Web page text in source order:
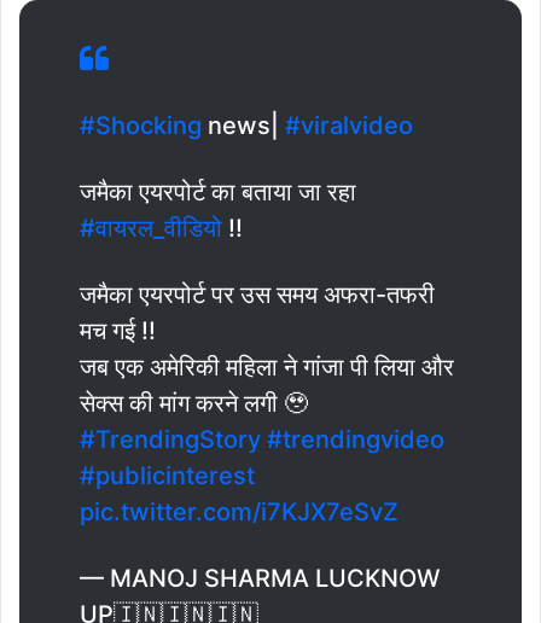
#Shocking news| #viralvideo
जमैका एयरपोर्ट का बताया जा रहा
#वायरल_वीडियो !!
जमैका एयरपोर्ट पर उस समय अफरा-तफरी
मच गई !!
जब एक अमेरिकी महिला ने गांजा पी लिया और
सेक्स की मांग करने लगी 🥹
#TrendingStory #trendingvideo
#publicinterest
pic.twitter.com/i7KJX7eSvZ
— MANOJ SHARMA LUCKNOW
UP🇮🇳🇮🇳🇮🇳